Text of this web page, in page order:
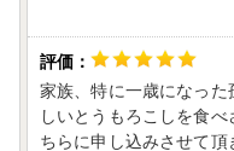
家族、特に一歳になっ
しいとうもろこしを食
ちらに申し込みさせて